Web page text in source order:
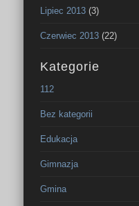
Lipiec 2013 (3)
Czerwiec 2013 (22)
Kategorie
112
Bez kategorii
Edukacja
Gimnazja
Gmina